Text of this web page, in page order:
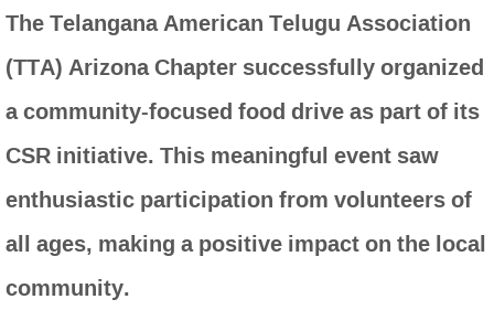
The Telangana American Telugu Association
(TTA) Arizona Chapter successfully organized
a community-focused food drive as part of its
CSR initiative. This meaningful event saw
enthusiastic participation from volunteers of
all ages, making a positive impact on the local
community.